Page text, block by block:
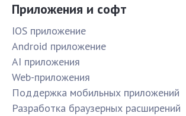
Приложения и софт
IOS приложение
Android приложение
AI приложения
Web-приложения
Поддержка мобильных приложений
Разработка браузерных расширений